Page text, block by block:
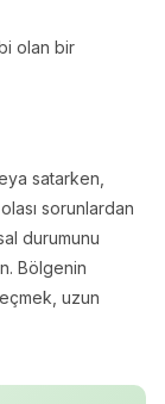
olan bir
satarken,
sorunlardan
durumunu
Bölgenin
uzun